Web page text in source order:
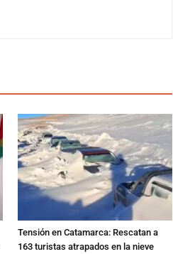
Tensión en Catamarca: Rescatan a
163 turistas atrapados en la nieve